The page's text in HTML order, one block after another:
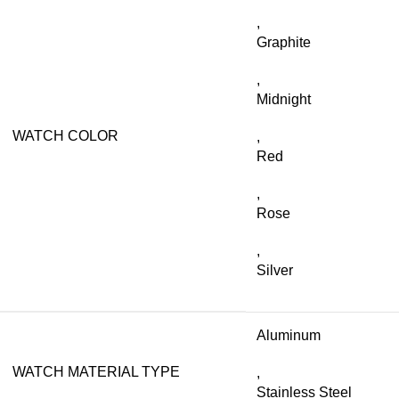
WATCH COLOR
,
Graphite
,
Midnight
,
Red
,
Rose
,
Silver
WATCH MATERIAL TYPE
Aluminum
,
Stainless Steel